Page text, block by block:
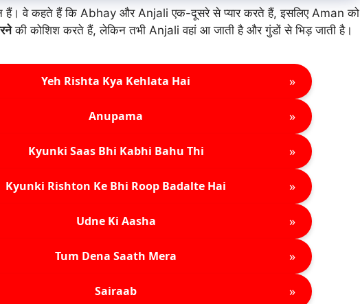
हैं। वे कहते हैं कि Abhay और Anjali एक-दूसरे से प्यार करते हैं, इसलिए Aman को
की कोशिश करते हैं, लेकिन तभी Anjali वहां आ जाती है और गुंडों से भिड़ जाती है।
Yeh Rishta Kya Kehlata Hai »
Anupama »
Kyunki Saas Bhi Kabhi Bahu Thi »
Kyunki Rishton Ke Bhi Roop Badalte Hai »
Udne Ki Aasha »
Tum Dena Saath Mera »
Sairaab »